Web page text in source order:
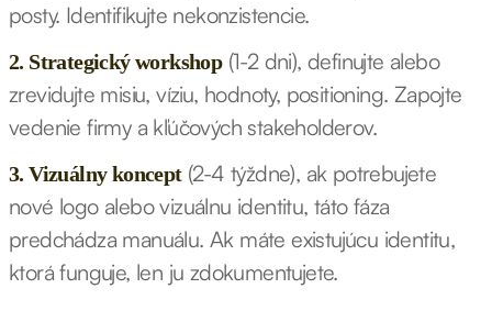
posty. Identifikujte nekonzistencie.
2. Strategický workshop(1-2 dni), definujte alebo
zrevidujte misiu, víziu, hodnoty, positioning. Zapojte
vedenie firmy a kľúčových stakeholderov.
3. Vizuálny koncept(2-4 týždne), ak potrebujete
nové logo alebo vizuálnu identitu, táto fáza
predchádza manuálu. Ak máte existujúcu identitu,
ktorá funguje, len ju zdokumentujete.